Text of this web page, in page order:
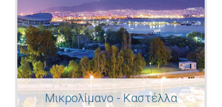
Μικρολίμανο - Καστέλλα